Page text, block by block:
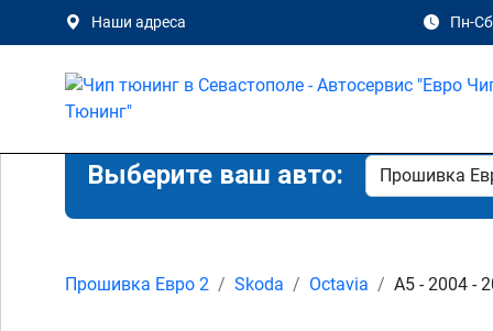
Наши адреса Пн-Сб
Выберите ваш авто:
Прошивка Евро 2 Skoda Octavia A5 - 2004 -